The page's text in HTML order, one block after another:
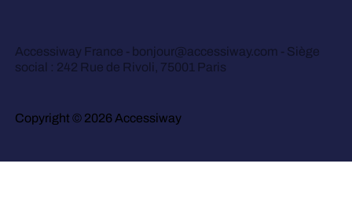
Accessiway France - bonjour@accessiway.com - Siège
social : 242 Rue de Rivoli, 75001 Paris
Copyright © 2026 Accessiway